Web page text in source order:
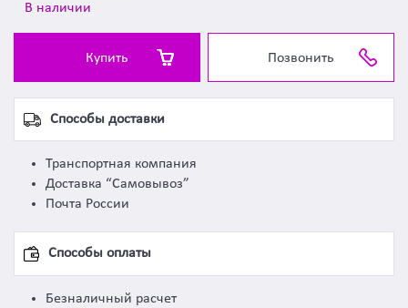
В наличии
Купить Позвонить
Способы доставки
Транспортная компания
Доставка “Самовывоз”
Почта России
Способы оплаты
Безналичный расчет